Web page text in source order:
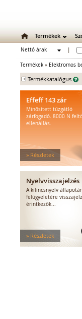
Termékek
Nettó árak
Termékek » Elektromos
+ Termékkatalógus
Mechanikus bevéső
Zárbetétek
Lakatok
Zárpajzsok
Mechanikus
Elektromos zárak
Elektromos bevéső
zárak
Elektromotoros
MEDIATOR
Elektromágnesek
Elektromos zár
Effeff 143 zár
Minősített tűzgátló
zárfogadó. 8000 N
ellenállás.
» Részletek
Nyelvvisszajelzés
A kilincsnyelv
felügyeletére
érintkezők...
» Részletek